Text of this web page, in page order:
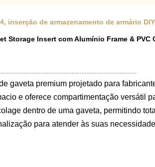
inserção de armazenamento de armário
Storage Insert com Alumínio Frame &
gaveta premium projetado para
e oferece compartimentação versátil
dentro de uma gaveta, permitindo
para atender às suas